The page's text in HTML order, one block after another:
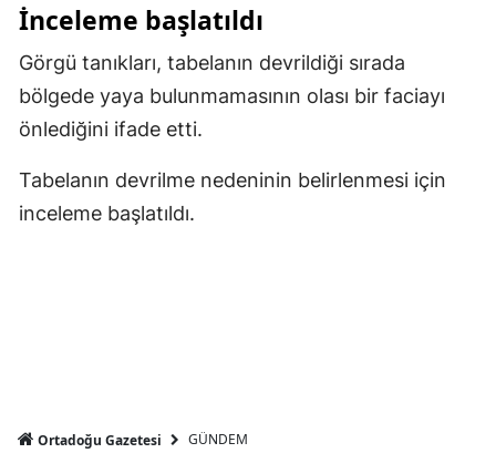
Mardin
Muş
İnceleme başlatıldı
Görgü tanıkları, tabelanın devrildiği sırada
bölgede yaya bulunmamasının olası bir faciayı
önlediğini ifade etti.
Tabelanın devrilme nedeninin belirlenmesi için
inceleme başlatıldı.
Ortadoğu Gazetesi GÜNDEM